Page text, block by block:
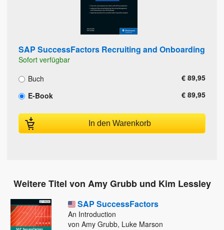
SAP SuccessFactors Recruiting and Onboarding
Sofort verfügbar
Buch
€ 89,95
E-Book
€ 89,95
In den Warenkorb
Weitere Titel von Amy Grubb und Kim Lessley
SAP SuccessFactors
An Introduction
von Amy Grubb, Luke Marson